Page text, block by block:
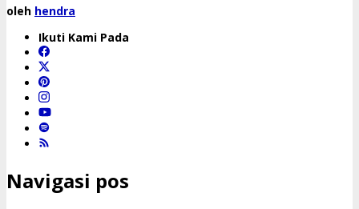
oleh hendra
Ikuti Kami Pada
Navigasi pos